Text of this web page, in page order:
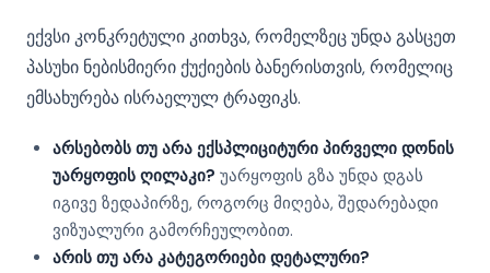
ექვსი კონკრეტული კითხვა, რომელზეც უნდა გასცეთ
პასუხი ნებისმიერი ქუქიების ბანერისთვის, რომელიც
ემსახურება ისრაელულ ტრაფიკს.
არსებობს თუ არა ექსპლიციტური პირველი დონის
უარყოფის ღილაკი? უარყოფის გზა უნდა დგას
იგივე ზედაპირზე, როგორც მიღება, შედარებადი
ვიზუალური გამორჩეულობით.
არის თუ არა კატეგორიები დეტალური?